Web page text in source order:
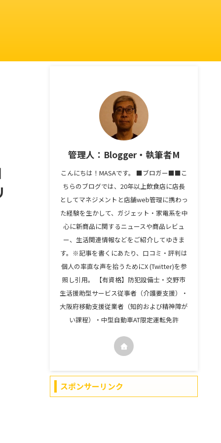
管理人：Blogger・執筆者M
こんにちは！MASAです。 ■ブロガー■■こ
ちらのブログでは、20年以上飲食店に店長
としてマネジメントと店舗web管理に携わっ
た経験を生かして、ガジェット・家電系を中
心に新商品に関するニュースや商品レビュ
ー、生活関連情報などをご紹介してゆきま
す。※記事を書くにあたり、口コミ・評判は
個人の率直な声を拾うためにX (Twitter)を参
照し引用。 【有資格】防犯設備士・交野市
生活援助型サービス従事者（介護要支援）・
大阪府移動支援従業者（知的および精神障が
い課程）・中型自動車AT限定運転免許
スポンサーリンク